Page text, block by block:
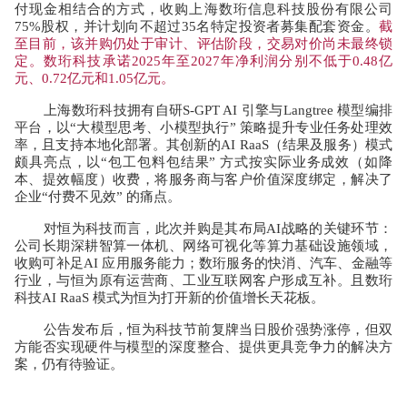
付现金相结合的方式，收购上海数珩信息科技股份有限公司
75% 股权，并计划向不超过35名特定投资者募集配套资金。截
至目前，该并购仍处于审计、评估阶段，交易对价尚未最终锁
定。数珩科技承诺2025年至2027年净利润分别不低于0.48亿
元、 0.72亿元和1.05亿元。
上海数珩科技拥有自研S-GPT AI 引擎与Langtree模型编排
平台，以“大模型思考、小模型执行”策略提升专业任务处理效
率，且支持本地化部署。其创新的AI RaaS（结果及服务）模式
颇具亮点，以“包工包料包结果”方式按实际业务成效（如降
本、提效幅度）收费，将服务商与客户价值深度绑定，解决了
企业“付费不见效” 的痛点。
对恒为科技而言，此次并购是其布局AI战略的关键环节：
公司长期深耕智算一体机、网络可视化等算力基础设施领域，
收购可补足AI 应用服务能力；数珩服务的快消、汽车、金融等
行业，与恒为原有运营商、工业互联网客户形成互补。且数珩
科技AI RaaS 模式为恒为打开新的价值增长天花板。
公告发布后，恒为科技节前复牌当日股价强势涨停，但双
方能否实现硬件与模型的深度整合、提供更具竞争力的解决方
案，仍有待验证。